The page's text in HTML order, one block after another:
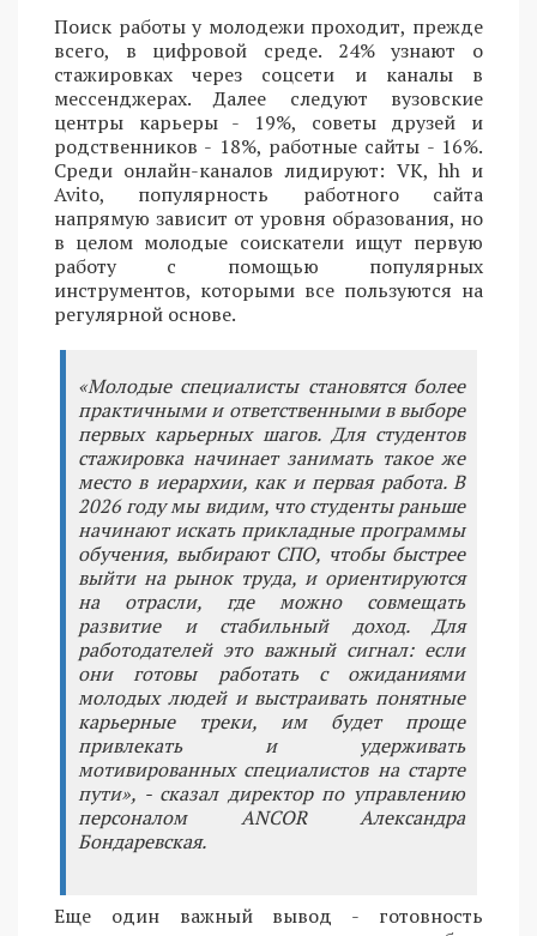
Поиск работы у молодежи проходит, прежде
всего, в цифровой среде. 24% узнают о
стажировках через соцсети и каналы в
мессенджерах. Далее следуют вузовские
центры карьеры - 19%, советы друзей и
родственников - 18%, работные сайты - 16%.
Среди онлайн-каналов лидируют: VK, hh и
Avito, популярность работного сайта
напрямую зависит от уровня образования, но
в целом молодые соискатели ищут первую
работу с помощью популярных
инструментов, которыми все пользуются на
регулярной основе.
«Молодые специалисты становятся более
практичными и ответственными в выборе
первых карьерных шагов. Для студентов
стажировка начинает занимать такое же
место в иерархии, как и первая работа. В
2026 году мы видим, что студенты раньше
начинают искать прикладные программы
обучения, выбирают СПО, чтобы быстрее
выйти на рынок труда, и ориентируются
на отрасли, где можно совмещать
развитие и стабильный доход. Для
работодателей это важный сигнал: если
они готовы работать с ожиданиями
молодых людей и выстраивать понятные
карьерные треки, им будет проще
привлекать и удерживать
мотивированных специалистов на старте
пути», - сказал директор по управлению
персоналом ANCOR Александра
Бондаревская.
Еще один важный вывод - готовность